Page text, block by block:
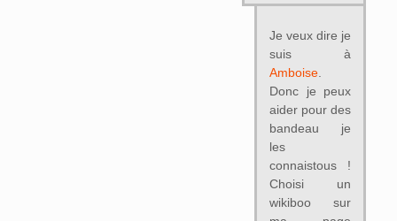
Je veux dire je
suis à
Amboise.
Donc je peux
aider pour des
bandeau je
les
connaistous !
Choisi un
wikiboo sur